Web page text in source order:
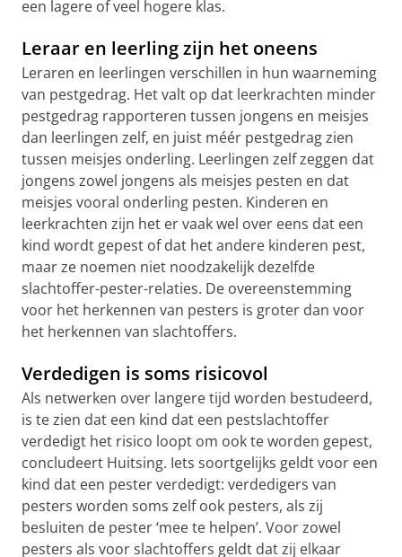
een lagere of veel hogere klas.
Leraar en leerling zijn het oneens
Leraren en leerlingen verschillen in hun waarneming
van pestgedrag. Het valt op dat leerkrachten minder
pestgedrag rapporteren tussen jongens en meisjes
dan leerlingen zelf, en juist méér pestgedrag zien
tussen meisjes onderling. Leerlingen zelf zeggen dat
jongens zowel jongens als meisjes pesten en dat
meisjes vooral onderling pesten. Kinderen en
leerkrachten zijn het er vaak wel over eens dat een
kind wordt gepest of dat het andere kinderen pest,
maar ze noemen niet noodzakelijk dezelfde
slachtoffer-pester-relaties. De overeenstemming
voor het herkennen van pesters is groter dan voor
het herkennen van slachtoffers.
Verdedigen is soms risicovol
Als netwerken over langere tijd worden bestudeerd,
is te zien dat een kind dat een pestslachtoffer
verdedigt het risico loopt om ook te worden gepest,
concludeert Huitsing. Iets soortgelijks geldt voor een
kind dat een pester verdedigt: verdedigers van
pesters worden soms zelf ook pesters, als zij
besluiten de pester ‘mee te helpen’. Voor zowel
pesters als voor slachtoffers geldt dat zij elkaar